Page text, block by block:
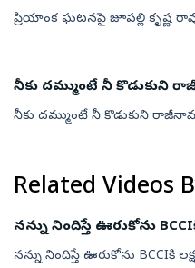
ప్రియాంక ఘటనపై జూపల్లి కృష్ణ
నీకు దమ్ముంటే నీ
నీకు దమ్ముంటే నీ కొడుకుని
Related Videos
నన్ను నిందిస్తే ఊరుకోను
నన్ను నిందిస్తే ఊరుకోను BCCIకి